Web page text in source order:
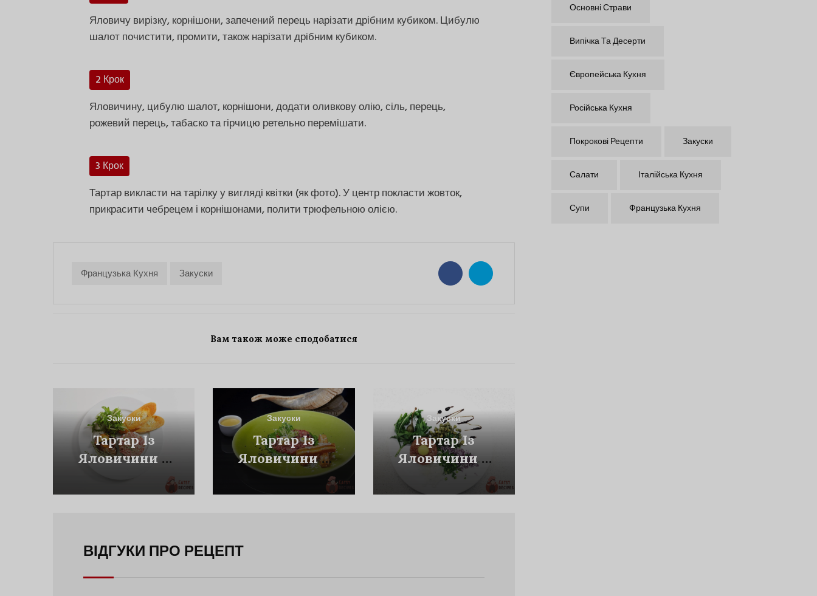
Яловичу вирізку, корнішони, запечений перець нарізати дрібним кубиком. Цибулю
шалот почистити, промити, також нарізати дрібним кубиком.
2 Крок
Яловичину, цибулю шалот, корнішони, додати оливкову олію, сіль, перець,
рожевий перець, табаско та гірчицю ретельно перемішати.
3 Крок
Тартар викласти на тарілку у вигляді квітки (як фото). У центр покласти жовток,
прикрасити чебрецем і корнішонами, полити трюфельною олією.
Французька Кухня Закуски
Вам також може сподобатися
Закуски
Тартар Із
Яловичини З
Закуски
Тартар Із
Яловичини З
Чуррос
Закуски
Тартар Із
Яловичини З
Перепелиними
Яйцями
ВІДГУКИ ПРО РЕЦЕПТ
Основні Страви
Випічка Та Десерти
Європейська Кухня
Російська Кухня
Покрокові Рецепти Закуски
Салати Італійська Кухня
Супи Французька Кухня